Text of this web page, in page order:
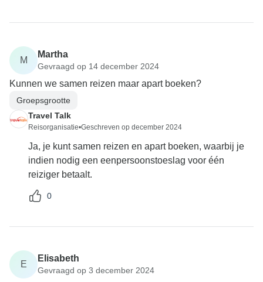
M
Martha
Gevraagd op 14 december 2024
Kunnen we samen reizen maar apart boeken?
Groepsgrootte
Travel Talk
Reisorganisatie•Geschreven op december 2024
Ja, je kunt samen reizen en apart boeken, waarbij je
indien nodig een eenpersoonstoeslag voor één
reiziger betaalt.
0
E
Elisabeth
Gevraagd op 3 december 2024